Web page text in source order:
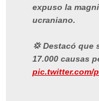
expuso la
ucraniano.
💢 Destacó que
17.000 causas
pic.twitter.com/